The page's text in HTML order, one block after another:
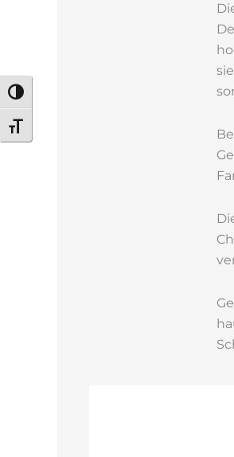
Umschalten auf hohe Kontraste
Schrift vergrößern